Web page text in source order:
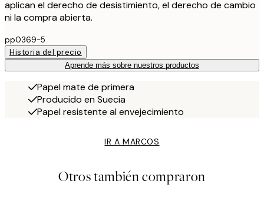
aplican el derecho de desistimiento, el derecho de cambio
ni la compra abierta.
pp0369-5
Historia del precio
Aprende más sobre nuestros productos
Papel mate de primera
Producido en Suecia
Papel resistente al envejecimiento
IR A MARCOS
Otros también compraron